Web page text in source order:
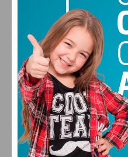
FARMACIAS DE
FERREIRA